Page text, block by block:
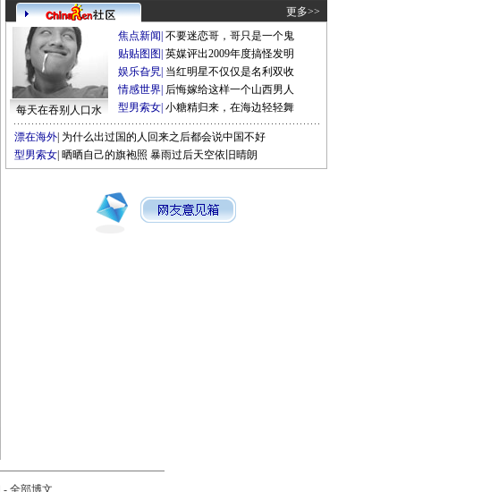
更多>>
每天在吞别人口水
焦点新闻 不要迷恋哥，哥只是一个鬼
贴贴图图 英媒评出2009年度搞怪发明
娱乐旮旯 当红明星不仅仅是名利双收
情感世界 后悔嫁给这样一个山西男人
型男索女 小糖精归来，在海边轻轻舞
漂在海外 为什么出过国的人回来之后都会说中国不好
型男索女 晒晒自己的旗袍照 暴雨过后天空依旧晴朗
- 全部博文